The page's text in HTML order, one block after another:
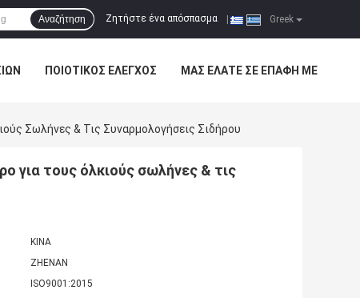
Greek
Ζητήστε ένα απόσπασμα
Αναζήτηση
ΠΟΙΟΤΙΚΌΣ ΈΛΕΓΧΟΣ ΜΑΣ ΕΛΆΤΕ ΣΕ ΕΠΑΦΉ ΜΕ
Σωλήνες & Τις Συναρμολογήσεις Σιδήρου
για τους όλκιούς σωλήνες & τις
ΚΙΝΑ
ZHENAN
ISO9001:2015